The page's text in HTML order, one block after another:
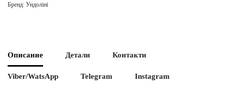
Бренд: Ундоліні
Описание Детали Контакти
Viber/WatsApp Telegram Instagram